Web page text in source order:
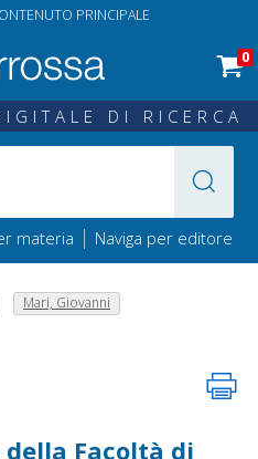
PRINCIPALE
0
DI RICERCA
materia | Naviga per editore
Mari, Giovanni
Facoltà di